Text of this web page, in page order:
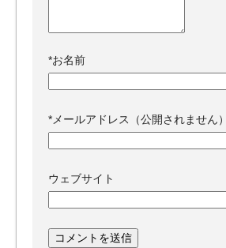
*お名前
*メールアドレス（公開されません）
ウェブサイト